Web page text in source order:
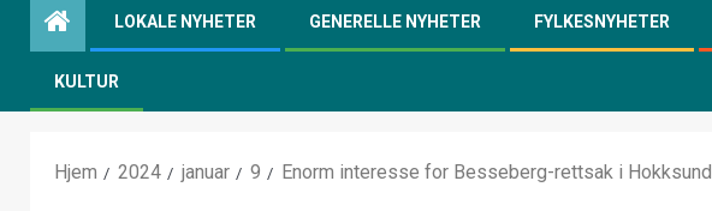
LOKALE NYHETER GENERELLE NYHETER FYLKESNYHETER
KULTUR
Hjem 2024 januar 9 Enorm interesse for Besseberg-rettsak i Hokksund